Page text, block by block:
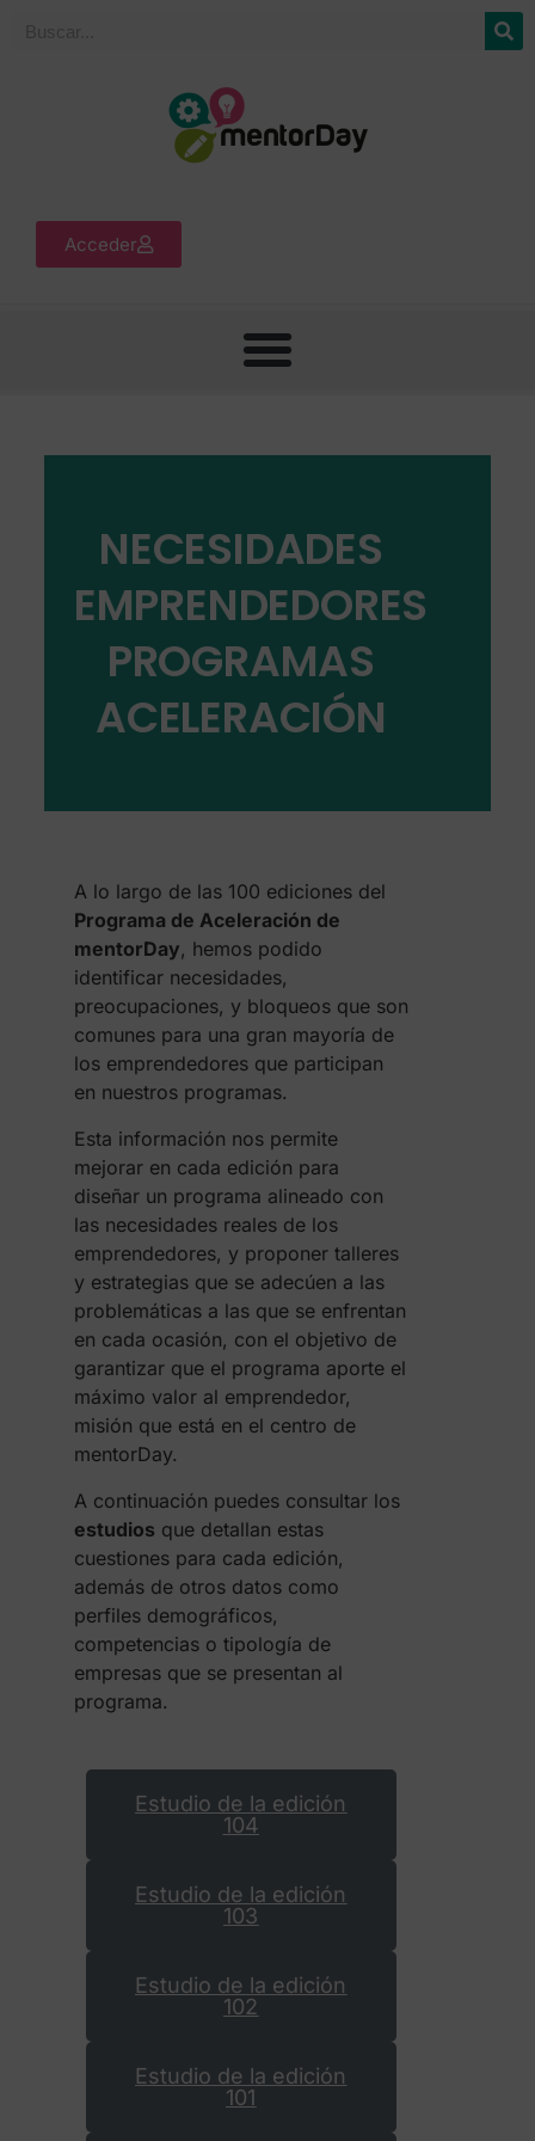
Acceder
NECESIDADES
EMPRENDEDORES
PROGRAMAS
ACELERACIÓN
A lo largo de las 100 ediciones del
Programa de Aceleración de
mentorDay, hemos podido
identificar necesidades,
preocupaciones, y bloqueos que son
comunes para una gran mayoría de
los emprendedores que participan
en nuestros programas.
Esta información nos permite
mejorar en cada edición para
diseñar un programa alineado con
las necesidades reales de los
emprendedores, y proponer talleres
y estrategias que se adecúen a las
problemáticas a las que se enfrentan
en cada ocasión, con el objetivo de
garantizar que el programa aporte el
máximo valor al emprendedor,
misión que está en el centro de
mentorDay.
A continuación puedes consultar los
estudios que detallan estas
cuestiones para cada edición,
además de otros datos como
perfiles demográficos,
competencias o tipología de
empresas que se presentan al
programa.
Estudio de la edición
104
Estudio de la edición
103
Estudio de la edición
102
Estudio de la edición
101